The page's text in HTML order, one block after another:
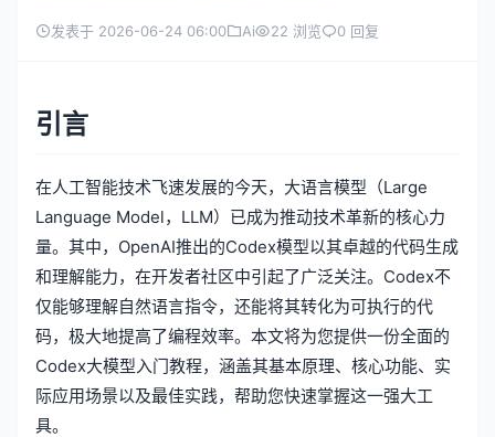
发表于 2026-06-24 06:00 Ai 22 浏览 0 回复
引言
在人工智能技术飞速发展的今天，大语言模型（Large
Language Model，LLM）已成为推动技术革新的核心力
量。其中，OpenAI推出的Codex模型以其卓越的代码生成
和理解能力，在开发者社区中引起了广泛关注。Codex不
仅能够理解自然语言指令，还能将其转化为可执行的代
码，极大地提高了编程效率。本文将为您提供一份全面的
Codex大模型入门教程，涵盖其基本原理、核心功能、实
际应用场景以及最佳实践，帮助您快速掌握这一强大工
具。